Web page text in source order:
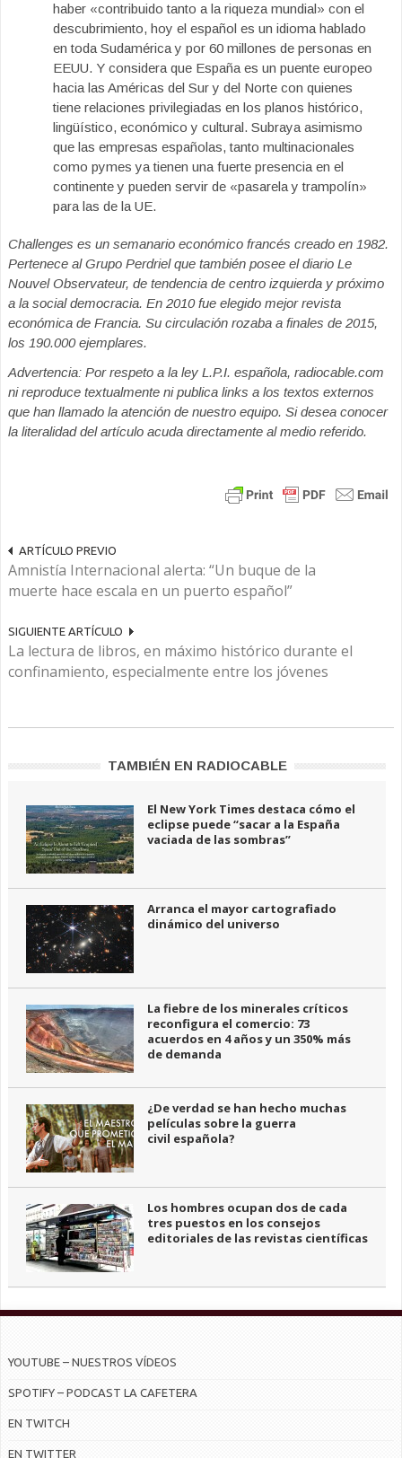
haber «contribuido tanto a la riqueza mundial» con el
descubrimiento, hoy el español es un idioma hablado
en toda Sudamérica y por 60 millones de personas en
EEUU. Y considera que España es un puente europeo
hacia las Américas del Sur y del Norte con quienes
tiene relaciones privilegiadas en los planos histórico,
lingüístico, económico y cultural. Subraya asimismo
que las empresas españolas, tanto multinacionales
como pymes ya tienen una fuerte presencia en el
continente y pueden servir de «pasarela y trampolín»
para las de la UE.
Challenges es un semanario económico francés creado en 1982.
Pertenece al Grupo Perdriel que también posee el diario Le
Nouvel Observateur, de tendencia de centro izquierda y próximo
a la social democracia. En 2010 fue elegido mejor revista
económica de Francia. Su circulación rozaba a finales de 2015,
los 190.000 ejemplares.
Advertencia: Por respeto a la ley L.P.I. española, radiocable.com
ni reproduce textualmente ni publica links a los textos externos
que han llamado la atención de nuestro equipo. Si desea conocer
la literalidad del artículo acuda directamente al medio referido.
ARTÍCULO PREVIO
Amnistía Internacional alerta: “Un buque de la
muerte hace escala en un puerto español”
SIGUIENTE ARTÍCULO
La lectura de libros, en máximo histórico durante el
confinamiento, especialmente entre los jóvenes
TAMBIÉN EN RADIOCABLE
El New York Times destaca cómo el
eclipse puede “sacar a la España
vaciada de las sombras”
Arranca el mayor cartografiado
dinámico del universo
La fiebre de los minerales críticos
reconfigura el comercio: 73
acuerdos en 4 años y un 350% más
de demanda
¿De verdad se han hecho muchas
películas sobre la guerra
civil española?
Los hombres ocupan dos de cada
tres puestos en los consejos
editoriales de las revistas científicas
YOUTUBE – NUESTROS VÍDEOS
SPOTIFY – PODCAST LA CAFETERA
EN TWITCH
EN TWITTER